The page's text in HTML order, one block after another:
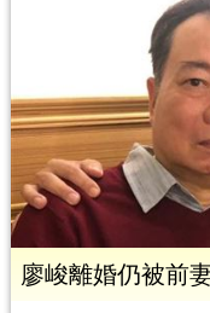
廖峻離婚仍被前